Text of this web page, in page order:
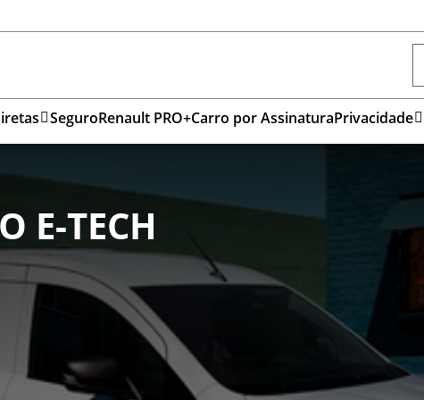
SeguroRenault PRO+Carro por AssinaturaPrivacidade
E-TECH